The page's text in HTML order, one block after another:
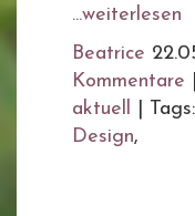
...weiterlesen
Beatrice
Kommentare
aktuell
Tags:
Design,